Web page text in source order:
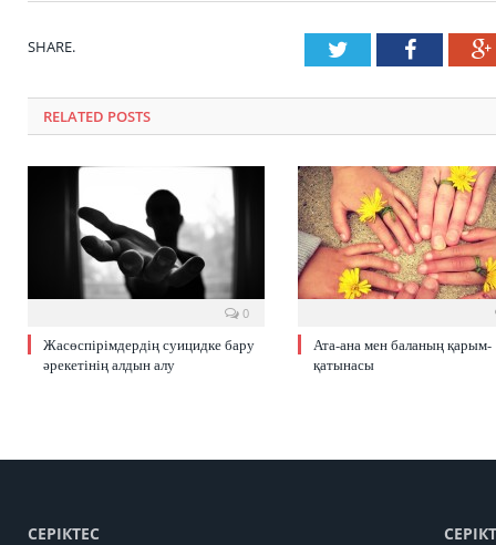
SHARE. Twitter
RELATED POSTS
0
Жасөспірімдердің суицидке бару
әрекетінің алдын алу
Ата-ана мен баланың қарым-
қатынасы
СЕРІКТЕС